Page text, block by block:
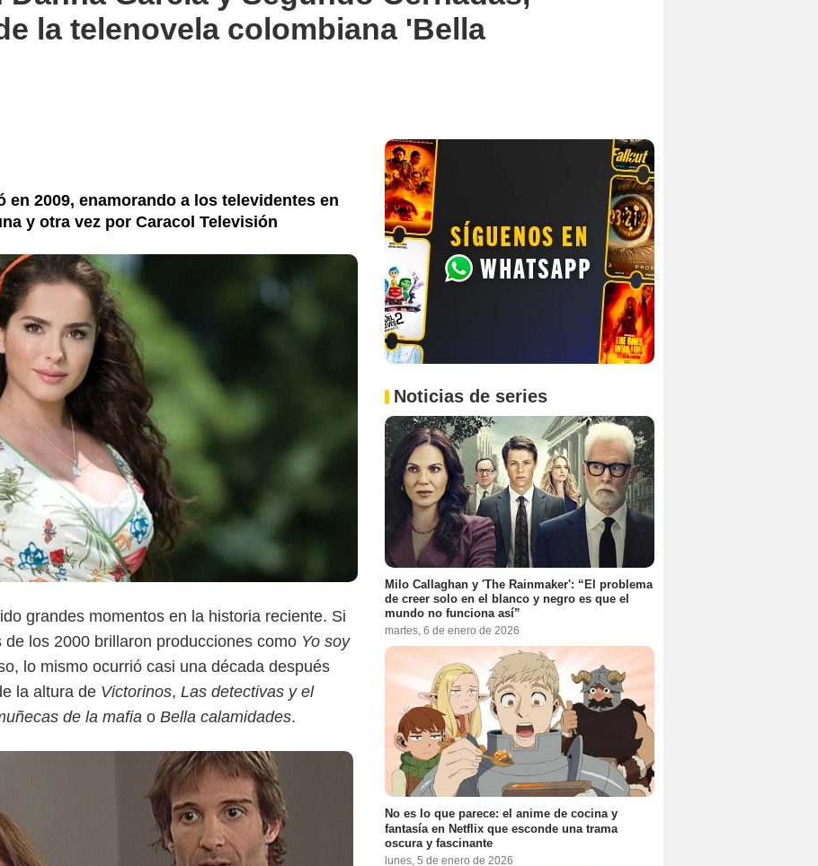
la telenovela colombiana 'Bella
en 2009, enamorando a los televidentes en
y otra vez por Caracol Televisión
grandes momentos en la historia reciente. Si
los 2000 brillaron producciones como Yo soy
lo mismo ocurrió casi una década después
la altura de Victorinos, Las detectivas y el
de la mafia o Bella calamidades.
Caracol Televisión
Noticias de series
Milo Callaghan y 'The Rainmaker': “El problema
de creer solo en el blanco y negro es que el
mundo no funciona así”
martes, 6 de enero de 2026
No es lo que parece: el anime de cocina y
fantasía en Netflix que esconde una trama
oscura y fascinante
lunes, 5 de enero de 2026